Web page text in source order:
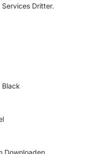
Dritter.